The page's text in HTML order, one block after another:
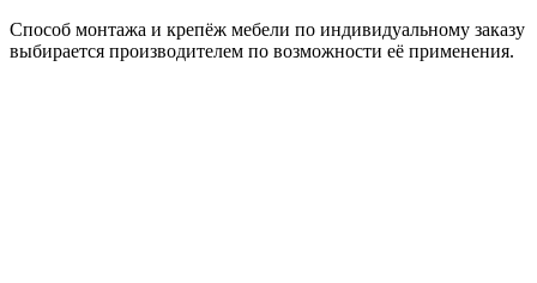
Способ монтажа и крепёж мебели по индивидуальному заказу
выбирается производителем по возможности её применения.